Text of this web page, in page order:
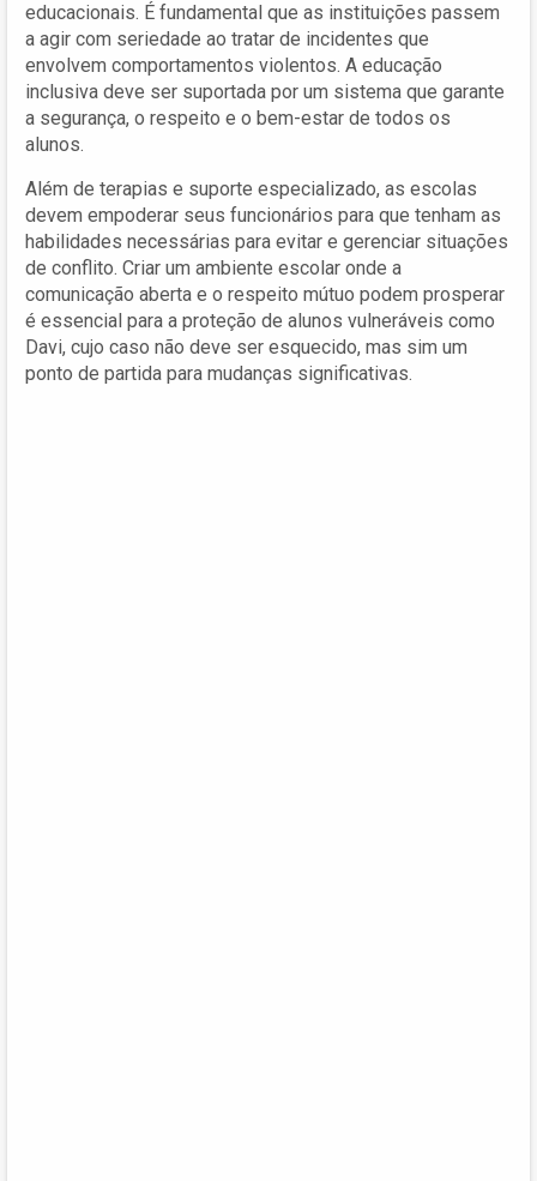
educacionais. É fundamental que as instituições passem
a agir com seriedade ao tratar de incidentes que
envolvem comportamentos violentos. A educação
inclusiva deve ser suportada por um sistema que garante
a segurança, o respeito e o bem-estar de todos os
alunos.
Além de terapias e suporte especializado, as escolas
devem empoderar seus funcionários para que tenham as
habilidades necessárias para evitar e gerenciar situações
de conflito. Criar um ambiente escolar onde a
comunicação aberta e o respeito mútuo podem prosperar
é essencial para a proteção de alunos vulneráveis como
Davi, cujo caso não deve ser esquecido, mas sim um
ponto de partida para mudanças significativas.